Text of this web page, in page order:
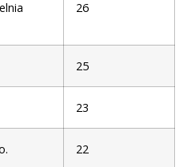
26
25
23
22